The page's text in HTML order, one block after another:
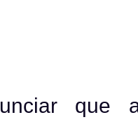
que